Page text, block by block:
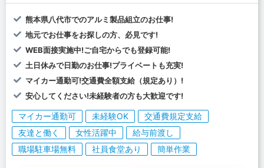
熊本県八代市でのアルミ製品組立のお仕事!
地元でお仕事をお探しの方、必見です!
WEB面接実施中!ご自宅からでも登録可能!
土日休みで日勤のお仕事!プライベートも充実!
マイカー通勤可!交通費全額支給（規定あり）!
安心してください!未経験者の方も大歓迎です!
マイカー通勤可 未経験OK
交通費規定支給
友達と働く
女性活躍中
給与前渡し
職場駐車場無料
社員食堂あり 簡単作業